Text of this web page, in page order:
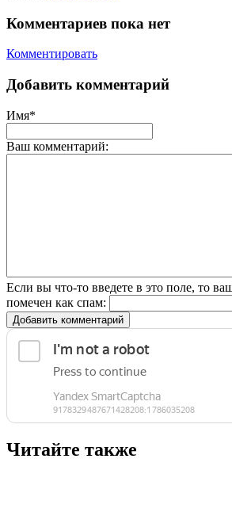
Комментариев пока нет
Комментировать
Добавить комментарий
Имя*
Ваш комментарий:
Если вы что-то введете в это поле, то
помечен как спам:
Добавить комментарий
Читайте также